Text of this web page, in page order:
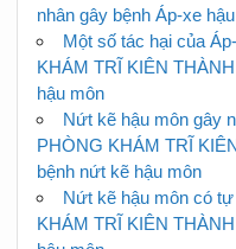
nhân gây bệnh Áp-xe
Một số tác hại của
KHÁM TRĨ KIÊN THÀNH
hậu môn
Nứt kẽ hậu môn gây
PHÒNG KHÁM TRĨ
bệnh nứt kẽ hậu môn
Nứt kẽ hậu môn có
KHÁM TRĨ KIÊN THÀNH